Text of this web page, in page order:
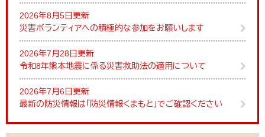
2026年8月5日更新
災害ボランティアへの積極的な参加をお願いします
2026年7月28日更新
令和8年熊本地震に係る災害救助法の適用について
2026年7月6日更新
最新の防災情報は「防災情報くまもと」でご確認ください